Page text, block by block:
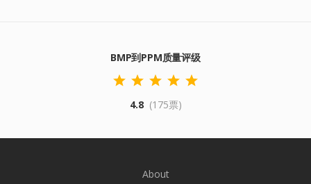
BMP到PPM质量评级
4.8 (175票)
About